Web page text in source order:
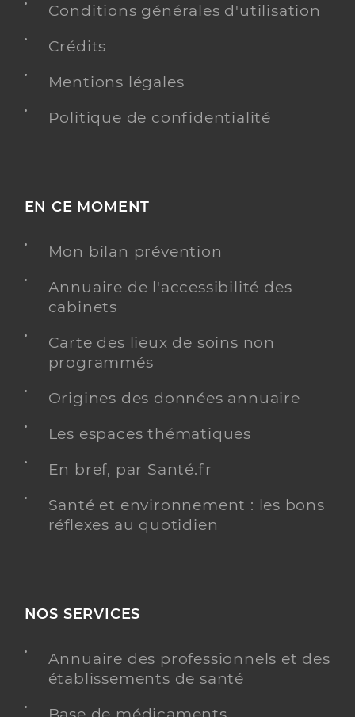
Conditions générales d'utilisation
Crédits
Mentions légales
Politique de confidentialité
EN CE MOMENT
Mon bilan prévention
Annuaire de l'accessibilité des
cabinets
Carte des lieux de soins non
programmés
Origines des données annuaire
Les espaces thématiques
En bref, par Santé.fr
Santé et environnement : les bons
réflexes au quotidien
NOS SERVICES
Annuaire des professionnels et des
établissements de santé